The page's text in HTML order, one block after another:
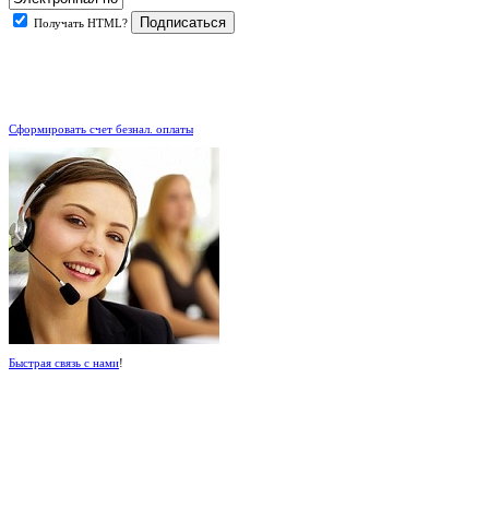
Получать HTML?
Сформировать счет безнал. оплаты
Быстрая связь с нами!